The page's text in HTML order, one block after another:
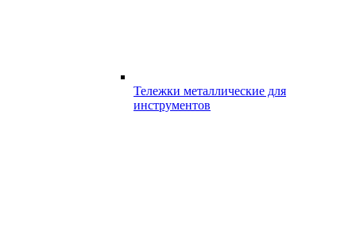
Тележки металлические для
инструментов